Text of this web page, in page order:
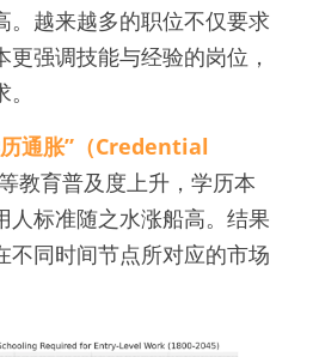
。越来越多的职位不仅要求
强调技能与经验的岗位，
通胀”（Credential
教育普及度上升，学历本
人标准随之水涨船高。结果
不同时间节点所对应的市场